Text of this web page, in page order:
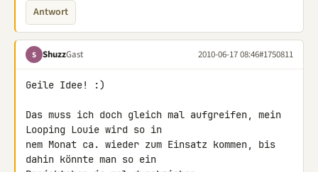
Antwort
S ShuzzGast 2010-06-17 08:46#1750811
Geile Idee! :)
Das muss ich doch gleich mal aufgreifen, mein
Looping Louie wird so in
nem Monat ca. wieder zum Einsatz kommen, bis
dahin könnte man so ein